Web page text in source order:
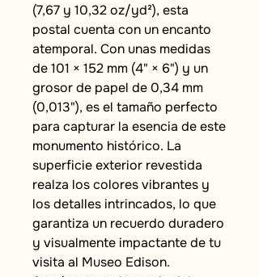
(7,67 y 10,32 oz/yd²), esta
postal cuenta con un encanto
atemporal. Con unas medidas
de 101 × 152 mm (4" × 6") y un
grosor de papel de 0,34 mm
(0,013"), es el tamaño perfecto
para capturar la esencia de este
monumento histórico. La
superficie exterior revestida
realza los colores vibrantes y
los detalles intrincados, lo que
garantiza un recuerdo duradero
y visualmente impactante de tu
visita al Museo Edison.